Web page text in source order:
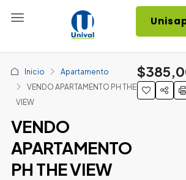
Inicio
Apartamento
VENDO APARTAMENTO PH THE
VIEW
VENDO
APARTAMENTO
PH THE VIEW